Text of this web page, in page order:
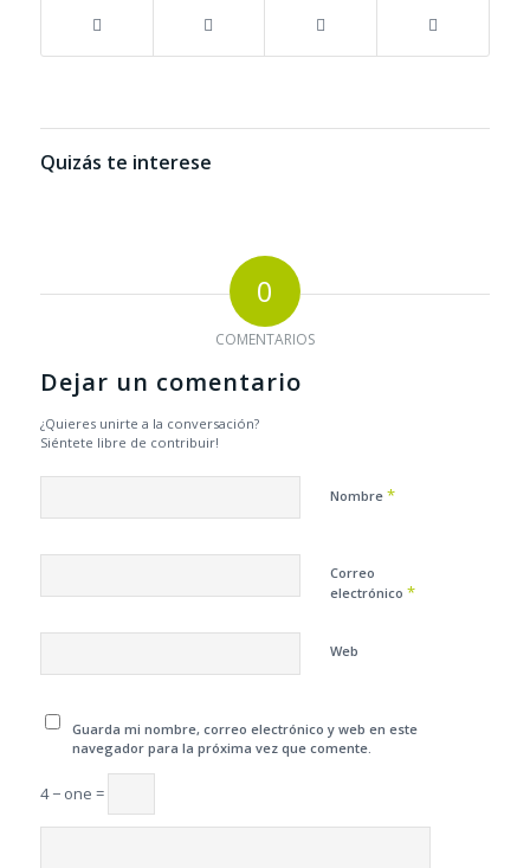
Quizás te interese
0
COMENTARIOS
Dejar un comentario
¿Quieres unirte a la conversación?
Siéntete libre de contribuir!
Nombre *
Correo
electrónico *
Web
Guarda mi nombre, correo electrónico y web en este
navegador para la próxima vez que comente.
4 − one =